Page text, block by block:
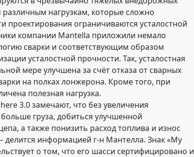
нагрузкам, которые сложно
проектирования ограничиваются усталостной
компании Mantella приложили немало
сварки и соответствующим образом
усталостной прочности. Так, усталостная
мере улучшена за счёт отказа от сварных
на полках лонжерона. Кроме того, при
полезная нагрузка.
3.0 замечают, что без увеличения
груза, добиться улучшенной
а также понизить расход топлива и износ
информацией г-н Мантелла. Знак «My
о том, что его шасси сертифицировано и